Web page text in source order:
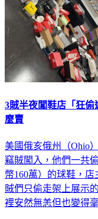
3賊半夜闖鞋店「狂
麼賣
美國俄亥俄州（Ohio
竊賊闖入，他們一共
幣160萬）的球鞋，
賊們只偷走架上展示
裡安然無恙但也變得